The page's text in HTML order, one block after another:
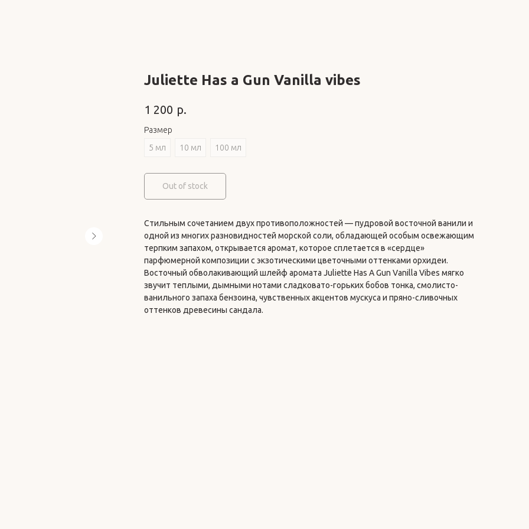
Juliette Has a Gun Vanilla vibes
1 200 р.
Размер
5 мл
10 мл 100 мл
Out of stock
Стильным сочетанием двух противоположностей — пудровой восточной ванили и
одной из многих разновидностей морской соли, обладающей особым освежающим
терпким запахом, открывается аромат, которое сплетается в «сердце»
парфюмерной композиции с экзотическими цветочными оттенками орхидеи.
Восточный обволакивающий шлейф аромата Juliette Has A Gun Vanilla Vibes мягко
звучит теплыми, дымными нотами сладковато-горьких бобов тонка, смолисто-
ванильного запаха бензоина, чувственных акцентов мускуса и пряно-сливочных
оттенков древесины сандала.